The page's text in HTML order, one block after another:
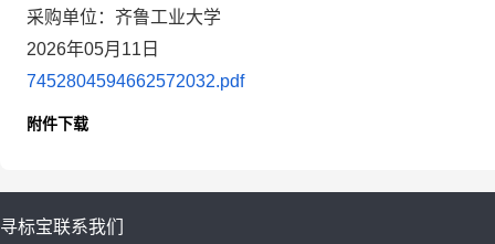
采购单位：齐鲁工业大学
2026年05月11日
7452804594662572032.pdf
附件下载
寻标宝联系我们